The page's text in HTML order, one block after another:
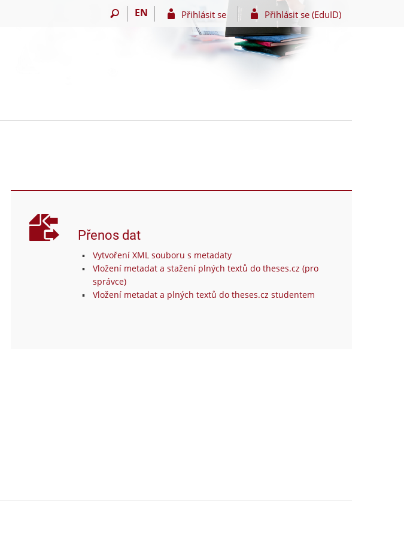
EN Přihlásit se Přihlásit se (EduID)
Přenos dat
Vytvoření XML souboru s metadaty
Vložení metadat a stažení plných textů do theses.cz (pro
správce)
Vložení metadat a plných textů do theses.cz studentem